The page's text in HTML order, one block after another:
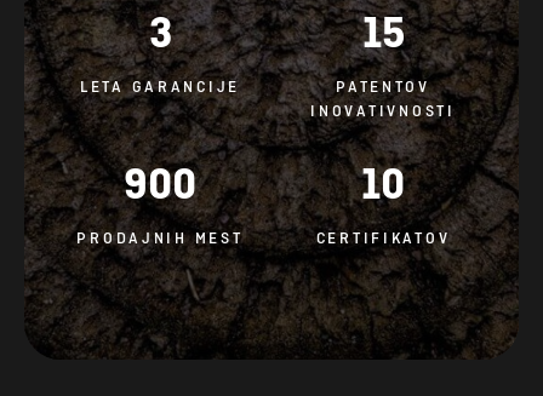
3
LETA GARANCIJE
15
PATENTOV
INOVATIVNOSTI
900
PRODAJNIH MEST
10
CERTIFIKATOV